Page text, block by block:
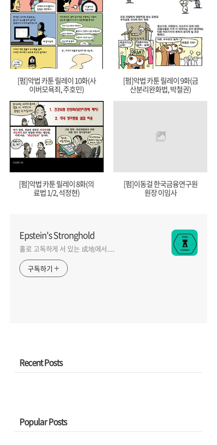
[펌]악법 카툰 릴레이 10화(사
이버모욕죄, 주호민)
[펌]악법 카툰 릴레이 9화(금
산분리완화법, 박철권)
[펌]악법 카툰 릴레이 8화(의
료법 1/2, 석정현)
[펌]이동걸 한국금융연구원
원장 이임사
Epstein's Stronghold
홀로 고독하게 서 있는 成地에서....
구독하기
Recent Posts
Popular Posts